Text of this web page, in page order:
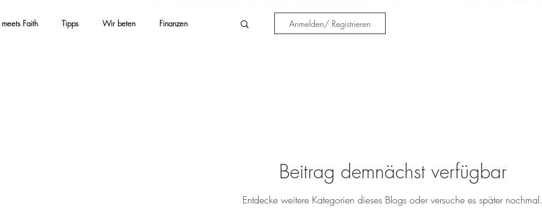
Faith Tipps Wir beten Finanzen Anmelden/ Registrieren
Beitrag demnächst verfügbar
Entdecke weitere Kategorien dieses Blogs oder versuche es später nochmal.